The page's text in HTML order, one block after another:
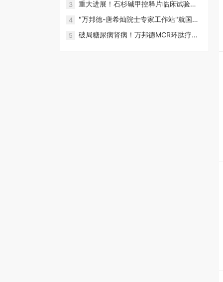
3
重大进展！石杉碱甲控释片临床试验入
组突破200例——向阿尔茨海默病宣
战，再进一步！
4
"万邦德-唐希灿院士专家工作站"就国家
重大专项·阿尔茨海默病创新药石杉碱甲
控释片产学研深化合作交流纪实
5
破局糖尿病肾病！万邦德MCR环肽疗法